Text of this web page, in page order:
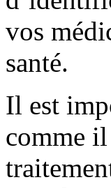
vos
santé.
Il est
comme